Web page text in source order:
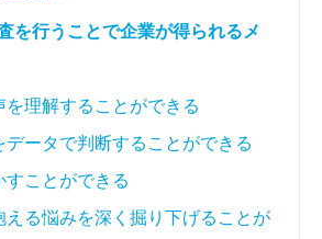
を行うことで企業が得られるメ
を理解することができる
データで判断することができる
すことができる
える悩みを深く掘り下げることが